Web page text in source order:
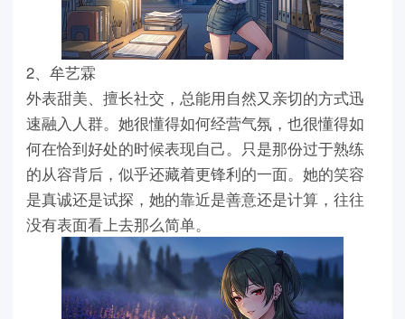
2、牟艺霖
外表甜美、擅长社交，总能用自然又亲切的方式迅
速融入人群。她很懂得如何经营气氛，也很懂得如
何在恰到好处的时候表现自己。只是那份过于熟练
的从容背后，似乎还藏着更锋利的一面。她的笑容
是真诚还是试探，她的靠近是善意还是计算，往往
没有表面看上去那么简单。